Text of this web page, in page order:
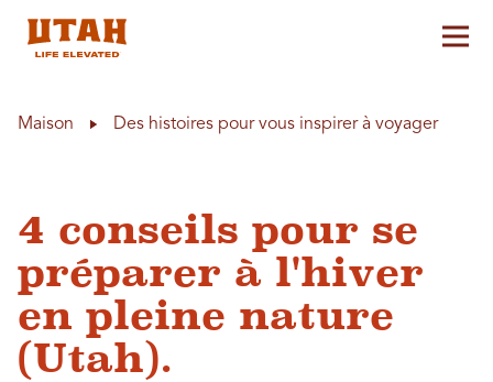
Maison Des histoires pour vous inspirer à voyager
4 conseils pour se
préparer à l'hiver
en pleine nature
(Utah).